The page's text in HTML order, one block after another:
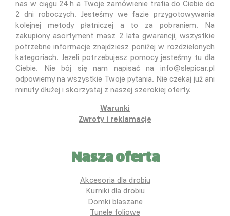
nas w ciągu 24 h a Twoje zamówienie trafia do Ciebie do
2 dni roboczych. Jesteśmy we fazie przygotowywania
kolejnej metody płatniczej a to za pobraniem. Na
zakupiony asortyment masz 2 lata gwarancji, wszystkie
potrzebne informacje znajdziesz poniżej w rozdzielonych
kategoriach. Jeżeli potrzebujesz pomocy jesteśmy tu dla
Ciebie. Nie bój się nam napisać na info@slepicar.pl
odpowiemy na wszystkie Twoje pytania. Nie czekaj już ani
minuty dłużej i skorzystaj z naszej szerokiej oferty.
Warunki
Zwroty i reklamacje
Nasza oferta
Akcesoria dla drobiu
Kurniki dla drobiu
Domki blaszane
Tunele foliowe